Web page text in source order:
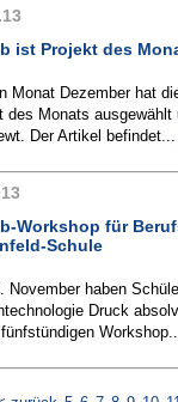
ist Projekt des
Monat Dezember hat
des Monats
Der Artikel befindet...
Workshop für
Schule
November haben
Druck